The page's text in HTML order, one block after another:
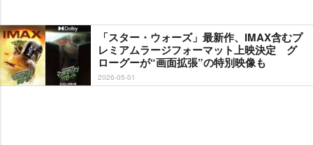
「スター・ウォーズ」最新作、IMAX含むプ
レミアムラージフォーマット上映決定 グ
ローグーが“画面拡張”の特別映像も
2026-05-01